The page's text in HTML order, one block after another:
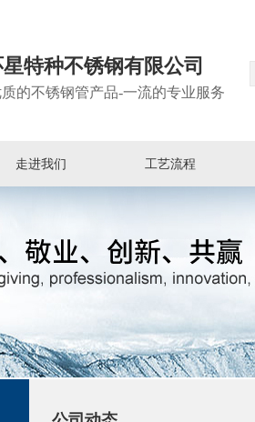
特种不锈钢有限公司
的不锈钢管产品-一流的专业服务
走进我们 工艺流程